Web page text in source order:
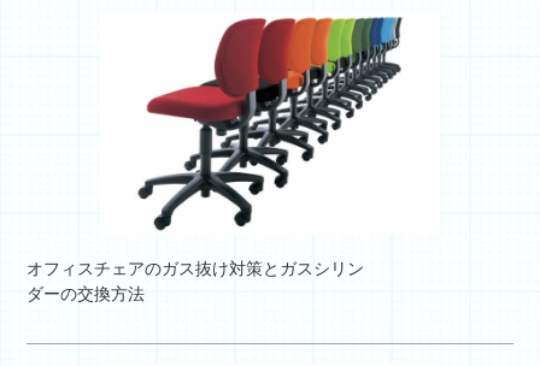
オフィスチェアのガス抜け対策とガスシリン
ダーの交換方法